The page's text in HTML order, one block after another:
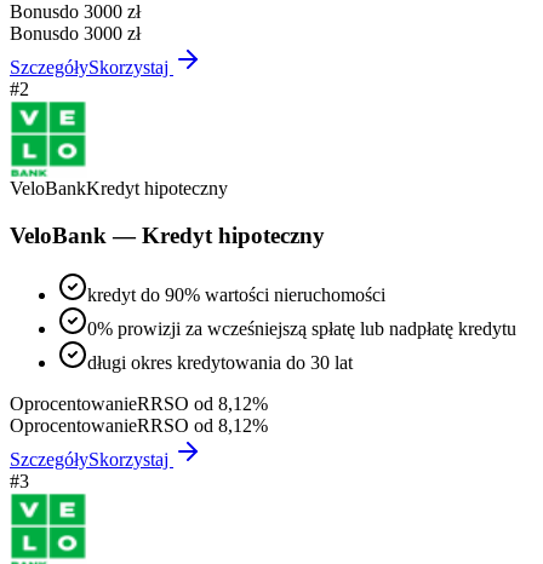
Bonusdo 3000 zł
Bonusdo 3000 zł
SzczegółySkorzystaj
#2
VeloBankKredyt hipoteczny
VeloBank — Kredyt hipoteczny
kredyt do 90% wartości nieruchomości
0% prowizji za wcześniejszą spłatę lub nadpłatę kredytu
długi okres kredytowania do 30 lat
OprocentowanieRRSO od 8,12%
OprocentowanieRRSO od 8,12%
SzczegółySkorzystaj
#3